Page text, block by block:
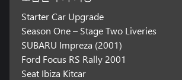
Starter Car Upgrade
Season One – Stage Two Liveries
SUBARU Impreza (2001)
Ford Focus RS Rally 2001
Seat Ibiza Kitcar